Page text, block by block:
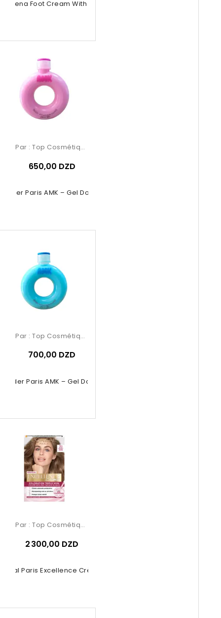
Foot Cream With Nordic...
Paris AMK – Gel Douche Rose
Par : Top Cosmétiques
650,00 DZD
Paris AMK – Gel Douche Bleu
Par : Top Cosmétiques
700,00 DZD
Paris Excellence Crème...
Par : Top Cosmétiques
2 300,00 DZD